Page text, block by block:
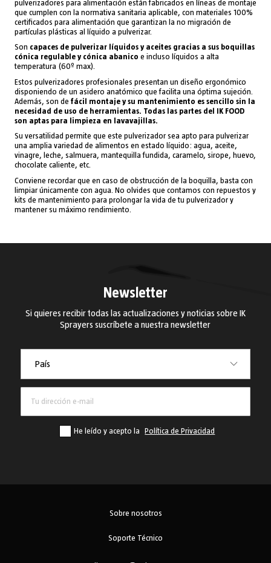
pulverizadores para alimentación están fabricados en líneas de montaje
que cumplen con la normativa sanitaria aplicable, con materiales 100%
certificados para alimentación que garantizan la no migración de
partículas plásticas al líquido a pulverizar.
Son capaces de pulverizar líquidos y aceites gracias a sus boquillas
cónica regulable y cónica abanico e incluso líquidos a alta
temperatura (60º max).
Estos pulverizadores profesionales presentan un diseño ergonómico
disponiendo de un asidero anatómico que facilita una óptima sujeción.
Además, son de fácil montaje y su mantenimiento es sencillo sin la
necesidad de uso de herramientas. Todas las partes del IK FOOD
son aptas para limpieza en lavavajillas.
Su versatilidad permite que este pulverizador sea apto para pulverizar
una amplia variedad de alimentos en estado líquido: agua, aceite,
vinagre, leche, salmuera, mantequilla fundida, caramelo, sirope, huevo,
chocolate caliente, etc.
Conviene recordar que en caso de obstrucción de la boquilla, basta con
limpiar únicamente con agua. No olvides que contamos con repuestos y
kits de mantenimiento para prolongar la vida de tu pulverizador y
mantener su máximo rendimiento.
Newsletter
Si quieres recibir todas las actualizaciones y noticias sobre IK
Sprayers suscríbete a nuestra newsletter
País
He leído y acepto la Política de Privacidad
Sobre nosotros
Soporte Técnico